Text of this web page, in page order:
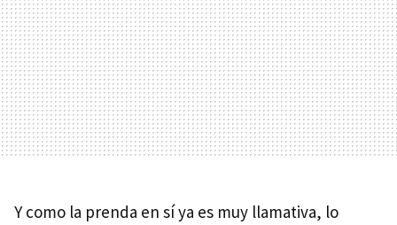
Y como la prenda en sí ya es muy llamativa, lo